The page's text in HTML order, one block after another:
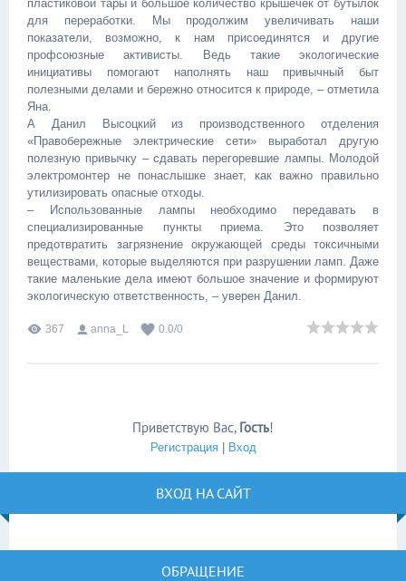
пластиковой тары и большое количество крышечек от бутылок
для переработки. Мы продолжим увеличивать наши
показатели, возможно, к нам присоединятся и другие
профсоюзные активисты. Ведь такие экологические
инициативы помогают наполнять наш привычный быт
полезными делами и бережно относится к природе, – отметила
Яна. ‎ ‎
А Данил Высоцкий из производственного отделения
«Правобережные электрические сети» выработал другую
полезную привычку – сдавать перегоревшие лампы. Молодой
электромонтер не понаслышке знает, как важно правильно
утилизировать опасные отходы. ‎
– Использованные лампы необходимо передавать в
специализированные пункты приема. Это позволяет
предотвратить загрязнение окружающей среды токсичными
веществами, которые выделяются при разрушении ламп. Даже
такие маленькие дела имеют большое значение и формируют
экологическую ответственность, – уверен Данил.
367 anna_L 0.0/0
Приветствую Вас, Гость!
Регистрация| Вход
ВХОД НА САЙТ
ОБРАЩЕНИЕ